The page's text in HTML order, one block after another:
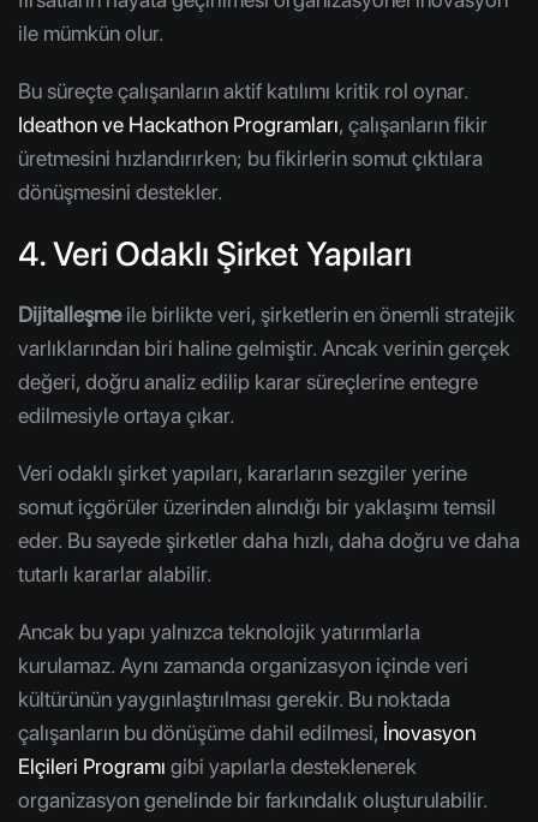
ile mümkün olur.
Bu süreçte çalışanların aktif katılımı kritik rol oynar.
Ideathon ve Hackathon Programları, çalışanların fikir
üretmesini hızlandırırken; bu fikirlerin somut çıktılara
dönüşmesini destekler.
4. Veri Odaklı Şirket Yapıları
Dijitalleşmeile birlikte veri, şirketlerin en önemli stratejik
varlıklarından biri haline gelmiştir. Ancak verinin gerçek
değeri, doğru analiz edilip karar süreçlerine entegre
edilmesiyle ortaya çıkar.
Veri odaklı şirket yapıları, kararların sezgiler yerine
somut içgörüler üzerinden alındığı bir yaklaşımı temsil
eder. Bu sayede şirketler daha hızlı, daha doğru ve daha
tutarlı kararlar alabilir.
Ancak bu yapı yalnızca teknolojik yatırımlarla
kurulamaz. Aynı zamanda organizasyon içinde veri
kültürünün yaygınlaştırılması gerekir. Bu noktada
çalışanların bu dönüşüme dahil edilmesi, İnovasyon
Elçileri Programı gibi yapılarla desteklenerek
organizasyon genelinde bir farkındalık oluşturulabilir.